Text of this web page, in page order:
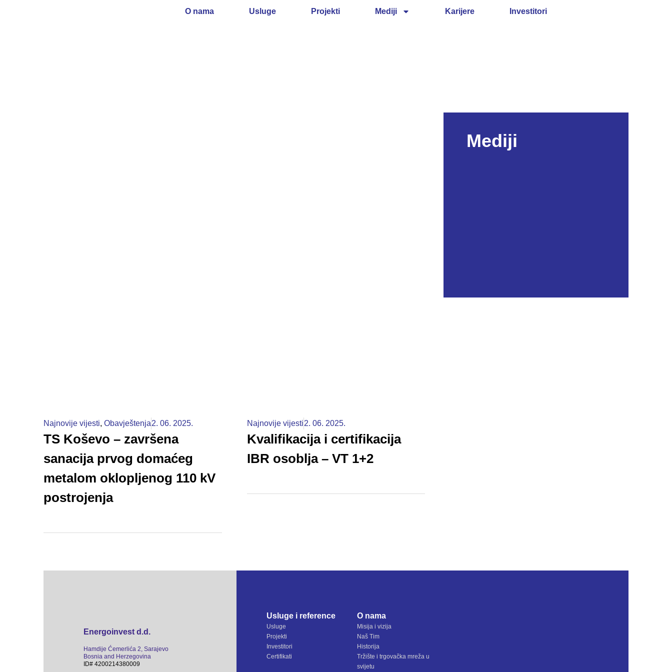
O nama Usluge Projekti Mediji Karijere Investitori
Mediji
Najnovije vijesti, Obavještenja2. 06. 2025.
TS Koševo – završena
sanacija prvog domaćeg
metalom oklopljenog 110 kV
postrojenja
Najnovije vijesti2. 06. 2025.
Kvalifikacija i certifikacija
IBR osoblja – VT 1+2
Energoinvest d.d.
Hamdije Ćemerlića 2, Sarajevo
Bosnia and Herzegovina
ID# 4200214380009
Usluge i reference
Usluge
Projekti
Investitori
Certifikati
O nama
Misija i vizija
Naš Tim
Historija
Tržište i trgovačka mreža u
svijetu